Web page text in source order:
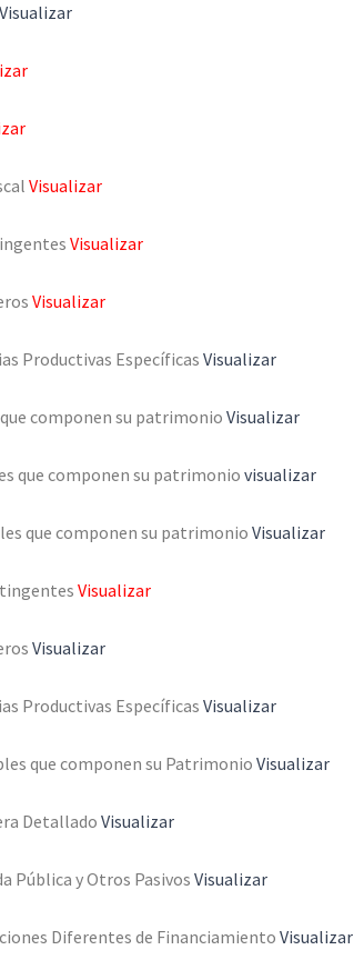
Visualizar
Visualizar
Visualizar
Visualizar
Productivas Específicas Visualizar
componen su patrimonio Visualizar
que componen su patrimonio visualizar
que componen su patrimonioVisualizar
Visualizar
Visualizar
Productivas Específicas Visualizar
que componen su Patrimonio Visualizar
DetalladoVisualizar
Pública y Otros Pasivos Visualizar
Diferentes de FinanciamientoVisualizar